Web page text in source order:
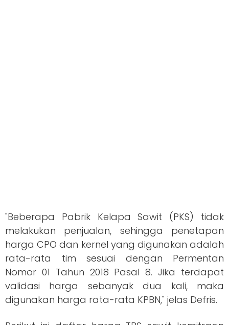
"Beberapa Pabrik Kelapa Sawit (PKS) tidak
melakukan penjualan, sehingga penetapan
harga CPO dan kernel yang digunakan adalah
rata-rata tim sesuai dengan Permentan
Nomor 01 Tahun 2018 Pasal 8. Jika terdapat
validasi harga sebanyak dua kali, maka
digunakan harga rata-rata KPBN," jelas Defris.